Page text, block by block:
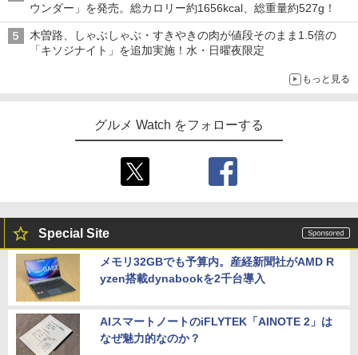
ウンダー」を発売。総カロリー約1656kcal、総重量約527g！
木曽路、しゃぶしゃぶ・すきやきの肉が値段そのまま1.5倍の
「キソジナイト」を追加実施！水・日曜夜限定
もっと見る
グルメ Watch をフォローする
Special Site
メモリ32GBでも予算内。産経新聞社がAMD R
yzen搭載dynabookを2千台導入
AIスマートノートのiFLYTEK「AINOTE 2」は
なぜ魅力的なのか？